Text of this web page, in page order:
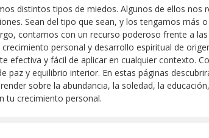
distintos tipos de miedos. Algunos de ellos
Sean del tipo que sean, y los tengamos
contamos con un recurso poderoso frente a
personal y desarrollo espiritual de
efectiva y fácil de aplicar en cualquier contexto.
paz y equilibrio interior. En estas páginas
sobre la abundancia, la soledad, la
tu crecimiento personal.